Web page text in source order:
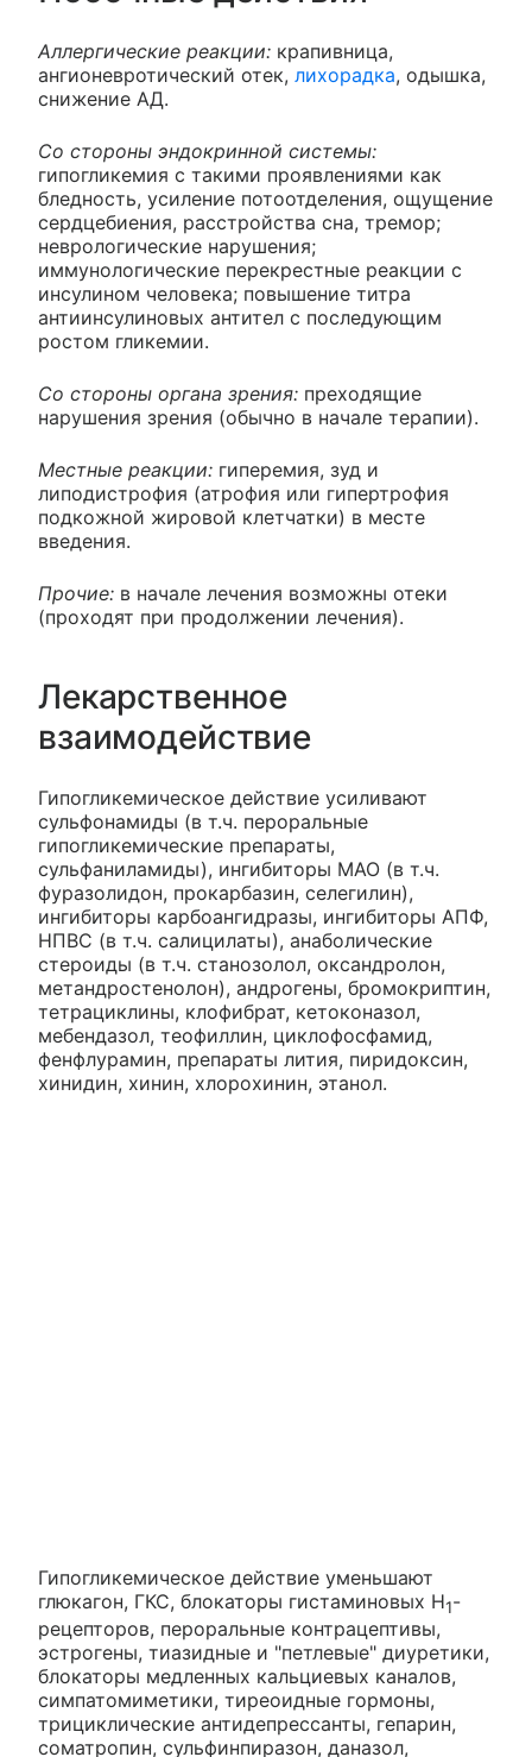
Аллергические реакции: крапивница,
ангионевротический отек, лихорадка, одышка,
снижение АД.
Со стороны эндокринной системы:
гипогликемия с такими проявлениями как
бледность, усиление потоотделения, ощущение
сердцебиения, расстройства сна, тремор;
неврологические нарушения;
иммунологические перекрестные реакции с
инсулином человека; повышение титра
антиинсулиновых антител с последующим
ростом гликемии.
Со стороны органа зрения: преходящие
нарушения зрения (обычно в начале терапии).
Местные реакции: гиперемия, зуд и
липодистрофия (атрофия или гипертрофия
подкожной жировой клетчатки) в месте
введения.
Прочие: в начале лечения возможны отеки
(проходят при продолжении лечения).
Лекарственное
взаимодействие
Гипогликемическое действие усиливают
сульфонамиды (в т.ч. пероральные
гипогликемические препараты,
сульфаниламиды), ингибиторы МАО (в т.ч.
фуразолидон, прокарбазин, селегилин),
ингибиторы карбоангидразы, ингибиторы АПФ,
НПВС (в т.ч. салицилаты), анаболические
стероиды (в т.ч. станозолол, оксандролон,
метандростенолон), андрогены, бромокриптин,
тетрациклины, клофибрат, кетоконазол,
мебендазол, теофиллин, циклофосфамид,
фенфлурамин, препараты лития, пиридоксин,
хинидин, хинин, хлорохинин, этанол.
Гипогликемическое действие уменьшают
глюкагон, ГКС, блокаторы гистаминовых H1-
рецепторов, пероральные контрацептивы,
эстрогены, тиазидные и "петлевые" диуретики,
блокаторы медленных кальциевых каналов,
симпатомиметики, тиреоидные гормоны,
трициклические антидепрессанты, гепарин,
соматропин, сульфинпиразон, даназол,